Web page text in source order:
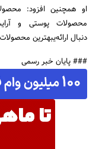
او همچنین افزود:
محصولات پوستی و
دنبال ارائه‌یبهترین
### پایان خبر رسمی